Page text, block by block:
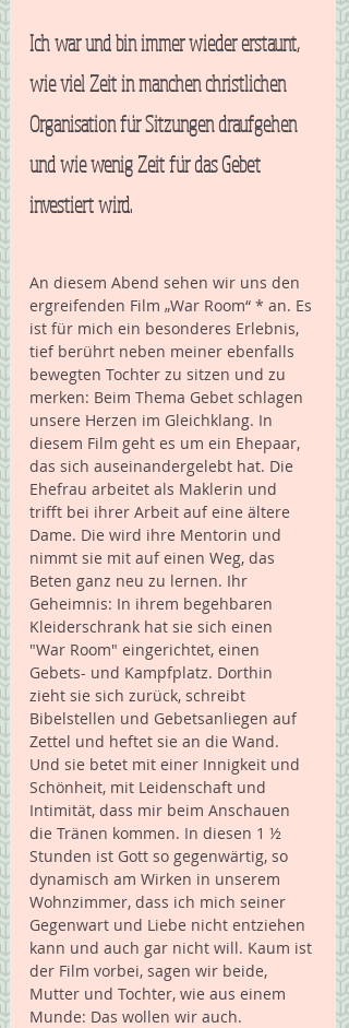
Ich war und bin immer wieder erstaunt,
wie viel Zeit in manchen christlichen
Organisation für Sitzungen draufgehen
und wie wenig Zeit für das Gebet
investiert wird.
An diesem Abend sehen wir uns den
ergreifenden Film „War Room“ * an. Es
ist für mich ein besonderes Erlebnis,
tief berührt neben meiner ebenfalls
bewegten Tochter zu sitzen und zu
merken: Beim Thema Gebet schlagen
unsere Herzen im Gleichklang. In
diesem Film geht es um ein Ehepaar,
das sich auseinandergelebt hat. Die
Ehefrau arbeitet als Maklerin und
trifft bei ihrer Arbeit auf eine ältere
Dame. Die wird ihre Mentorin und
nimmt sie mit auf einen Weg, das
Beten ganz neu zu lernen. Ihr
Geheimnis: In ihrem begehbaren
Kleiderschrank hat sie sich einen
"War Room" eingerichtet, einen
Gebets- und Kampfplatz. Dorthin
zieht sie sich zurück, schreibt
Bibelstellen und Gebetsanliegen auf
Zettel und heftet sie an die Wand.
Und sie betet mit einer Innigkeit und
Schönheit, mit Leidenschaft und
Intimität, dass mir beim Anschauen
die Tränen kommen. In diesen 1 ½
Stunden ist Gott so gegenwärtig, so
dynamisch am Wirken in unserem
Wohnzimmer, dass ich mich seiner
Gegenwart und Liebe nicht entziehen
kann und auch gar nicht will. Kaum ist
der Film vorbei, sagen wir beide,
Mutter und Tochter, wie aus einem
Munde: Das wollen wir auch.